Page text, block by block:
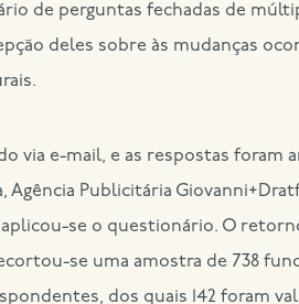
de perguntas fechadas de
deles sobre às mudanças
via e-mail, e as respostas foram
Publicitária
se o questionário. O
se uma amostra de 738
dos quais 142 foram